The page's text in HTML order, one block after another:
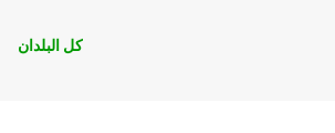
كل البلدان